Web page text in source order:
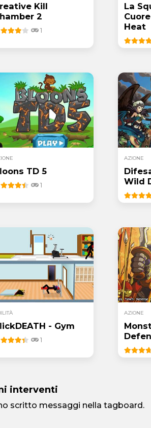
Kill
2
1
La
Heat
TD 5
1
AZIONE
Wild
- Gym
1
AZIONE
interventi
scritto messaggi nella tagboard.